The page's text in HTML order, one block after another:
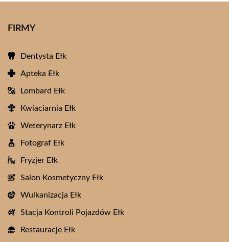
FIRMY
Dentysta Ełk
Apteka Ełk
Lombard Ełk
Kwiaciarnia Ełk
Weterynarz Ełk
Fotograf Ełk
Fryzjer Ełk
Salon Kosmetyczny Ełk
Wulkanizacja Ełk
Stacja Kontroli Pojazdów Ełk
Restauracje Ełk